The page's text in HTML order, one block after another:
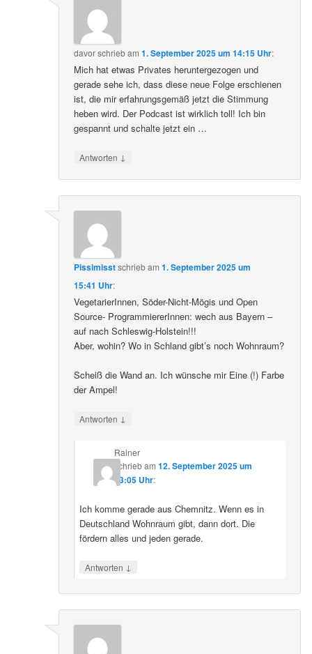
davorschriebam1. September 2025 um 14:15 Uhr:
Mich hat etwas Privates heruntergezogen und
gerade sehe ich, dass diese neue Folge erschienen
ist, die mir erfahrungsgemäß jetzt die Stimmung
heben wird. Der Podcast ist wirklich toll! Ich bin
gespannt und schalte jetzt ein …
Antworten ↓
Pissimisstschriebam1. September 2025 um
15:41 Uhr:
VegetarierInnen, Söder-Nicht-Mögis und Open
Source- ProgrammiererInnen: wech aus Bayern –
auf nach Schleswig-Holstein!!!
Aber, wohin? Wo in Schland gibt’s noch Wohnraum?
Scheiß die Wand an. Ich wünsche mir Eine (!) Farbe
der Ampel!
Antworten ↓
Rainer
schriebam 12. September 2025 um
23:05 Uhr:
Ich komme gerade aus Chemnitz. Wenn es in
Deutschland Wohnraum gibt, dann dort. Die
fördern alles und jeden gerade.
Antworten ↓